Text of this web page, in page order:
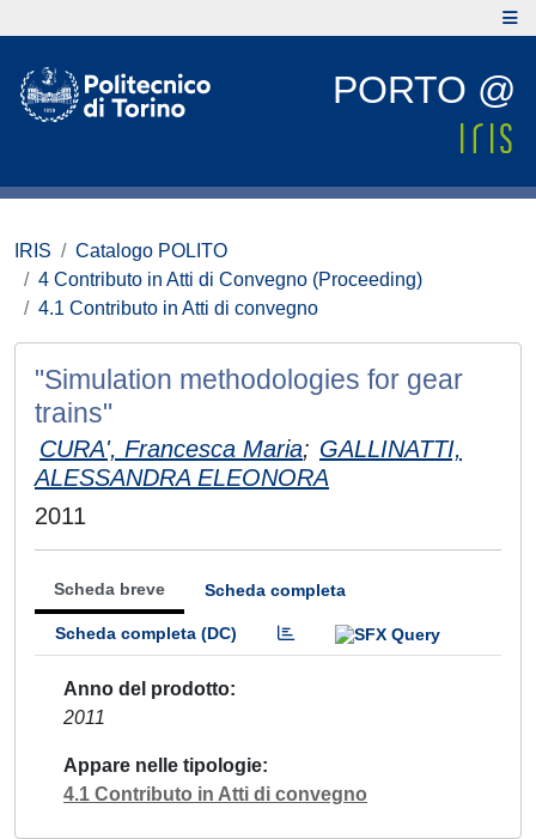
PORTO @
IRIS
Catalogo POLITO
4 Contributo in Atti di Convegno (Proceeding)
4.1 Contributo in Atti di convegno
"Simulation methodologies for gear
trains"
CURA', Francesca Maria; GALLINATTI,
ALESSANDRA ELEONORA
2011
Scheda breve Scheda completa
Scheda completa (DC)
Anno del prodotto
2011
Appare nelle tipologie
4.1 Contributo in Atti di convegno